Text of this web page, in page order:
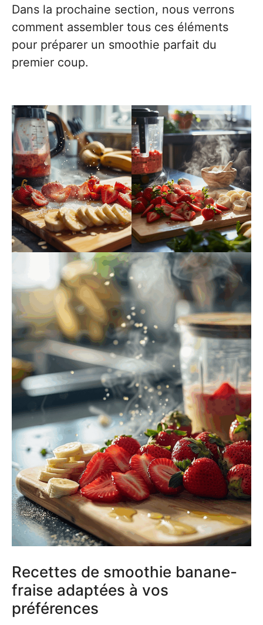
Dans la prochaine section, nous verrons
comment assembler tous ces éléments
pour préparer un smoothie parfait du
premier coup.
Recettes de smoothie banane-
fraise adaptées à vos
préférences